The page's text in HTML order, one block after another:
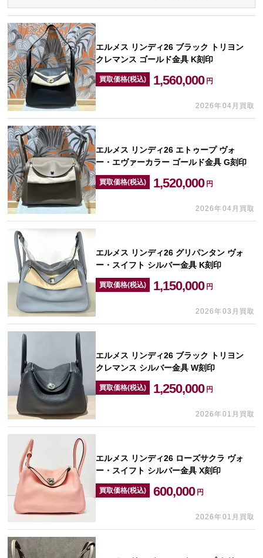
エルメス リンディ26 ブラック トリヨン
クレマンス ゴールド金具 K刻印
買取価格(税込) 1,560,000 円
2026年04月買取
エルメス リンディ26 エトゥープ ヴォ
ー・エヴァーカラー ゴールド金具 G刻印
買取価格(税込) 1,520,000 円
2026年04月買取
エルメス リンディ26 グリパンタン ヴォ
ー・スイフト シルバー金具 K刻印
買取価格(税込) 1,150,000 円
2026年03月買取
エルメス リンディ26 ブラック トリヨン
クレマンス シルバー金具 W刻印
買取価格(税込) 1,250,000 円
2026年01月買取
エルメス リンディ26 ローズサクラ ヴォ
ー・スイフト シルバー金具 X刻印
買取価格(税込) 600,000 円
2026年01月買取